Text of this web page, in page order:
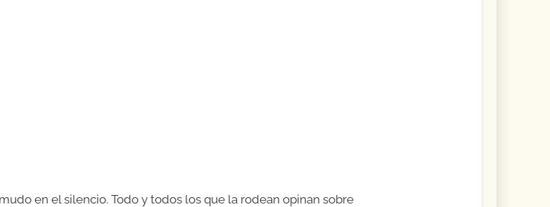
en el silencio. Todo y todos los que la rodean opinan sobre